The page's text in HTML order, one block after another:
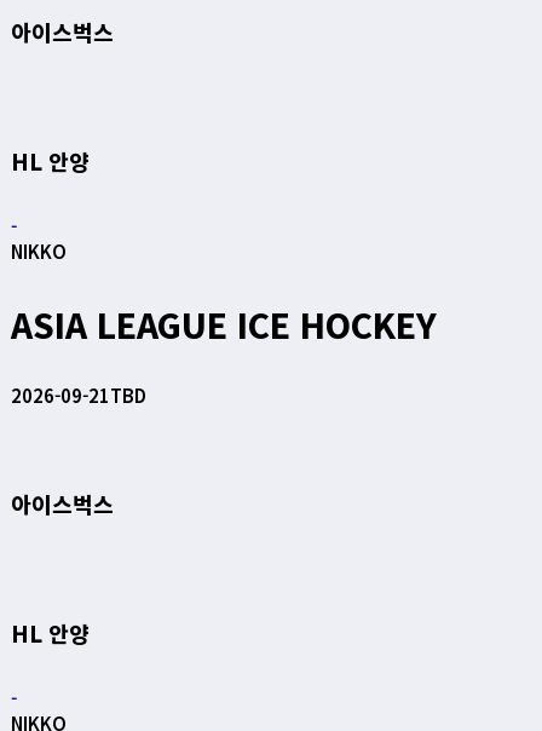
아이스벅스
HL 안양
-
NIKKO
ASIA LEAGUE ICE HOCKEY
2026-09-21TBD
아이스벅스
HL 안양
-
NIKKO